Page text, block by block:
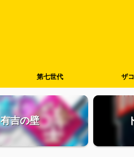
第七世代 ザ
有吉の壁